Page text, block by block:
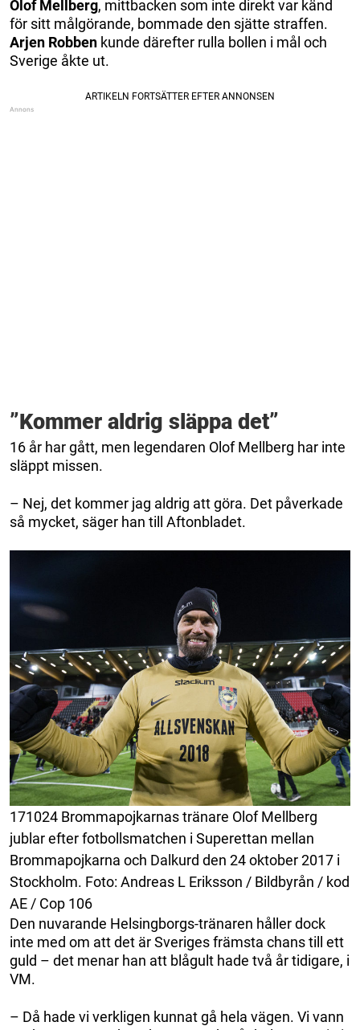
Olof Mellberg, mittbacken som inte direkt var känd
för sitt målgörande, bommade den sjätte straffen.
Arjen Robben kunde därefter rulla bollen i mål och
Sverige åkte ut.
”Kommer aldrig släppa det”
16 år har gått, men legendaren Olof Mellberg har inte
släppt missen.
– Nej, det kommer jag aldrig att göra. Det påverkade
så mycket, säger han till Aftonbladet.
171024 Brommapojkarnas tränare Olof Mellberg
jublar efter fotbollsmatchen i Superettan mellan
Brommapojkarna och Dalkurd den 24 oktober 2017 i
Stockholm. Foto: Andreas L Eriksson / Bildbyrån / kod
AE / Cop 106
Den nuvarande Helsingborgs-tränaren håller dock
inte med om att det är Sveriges främsta chans till ett
guld – det menar han att blågult hade två år tidigare, i
VM.
– Då hade vi verkligen kunnat gå hela vägen. Vi vann